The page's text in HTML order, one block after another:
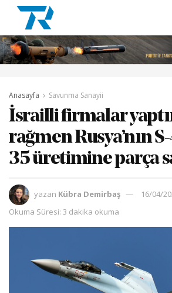
Anasayfa Savunma Sanayii
İsrailli firmalar
rağmen Rusya’nın
35 üretimine parça
yazan Kübra Demirbaş
16/04/
Okuma Süresi: 3 dakika okuma